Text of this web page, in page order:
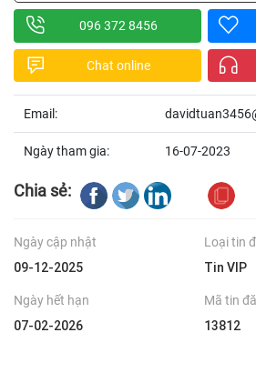
096 372 8456
Chat online
Email:
Ngày tham gia: 16-07-2023
Chia sẻ:
Ngày cập nhật
09-12-2025
Loại tin
Tin VIP
Ngày hết hạn
07-02-2026
Mã tin
13812